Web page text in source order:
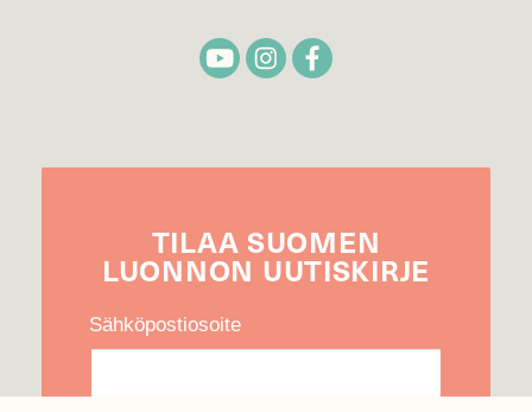
TILAA SUOMEN
LUONNON UUTIS­KIRJE
Sähköpostiosoite